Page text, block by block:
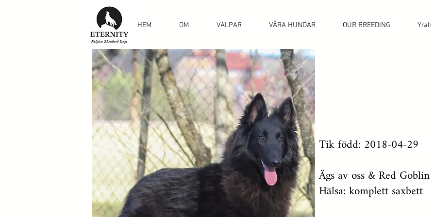
HEM OM VALPAR VÅRA HUNDAR OUR BREEDING Yrah
Tik född: 2018-04-29
Ägs av oss & Red Goblin
Hälsa: komplett saxbett